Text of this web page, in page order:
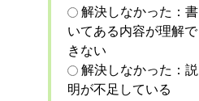
解決しなかった：書
いてある内容が理解で
きない
解決しなかった：説
明が不足している